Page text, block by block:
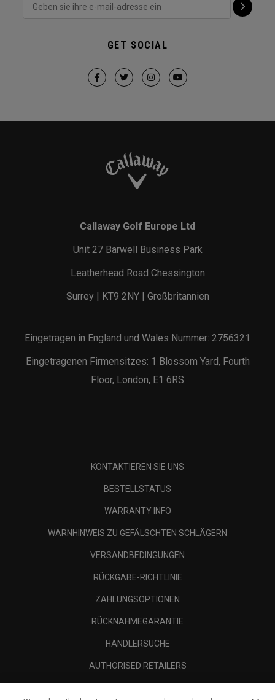
GET SOCIAL
Callaway Golf Europe Ltd
Unit 27 Barwell Business Park
Leatherhead Road Chessington
Surrey | KT9 2NY | Großbritannien
Eingetragen in England und Wales Nummer: 2756321
Eingetragenen Firmensitzes: 1 Blossom Yard, Fourth
Floor, London, E1 6RS
KONTAKTIEREN SIE UNS
BESTELLSTATUS
WARRANTY INFO
WARNHINWEIS ZU GEFÄLSCHTEN SCHLÄGERN
VERSANDBEDINGUNGEN
RÜCKGABE-RICHTLINIE
ZAHLUNGSOPTIONEN
RÜCKNAHMEGARANTIE
HÄNDLERSUCHE
AUTHORISED RETAILERS